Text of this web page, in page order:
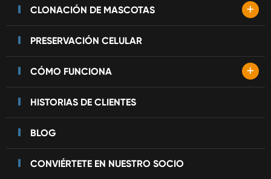
CLONACIÓN DE MASCOTAS +
PRESERVACIÓN CELULAR
CÓMO FUNCIONA +
HISTORIAS DE CLIENTES
BLOG
CONVIÉRTETE EN NUESTRO SOCIO